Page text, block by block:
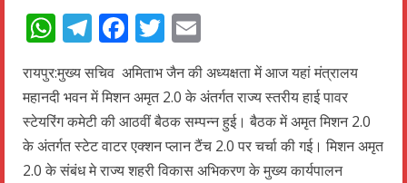
WhatsApp
Telegram
Facebook
Twitter
रायपुर:मुख्य सचिव अमिताभ जैन की अध्यक्षता में आज यहां मंत्रालय
महानदी भवन में मिशन अमृत 2.0 के अंतर्गत राज्य स्तरीय हाई पावर
स्टेयरिंग कमेटी की आठवीं बैठक सम्पन्न हुई। बैठक में अमृत मिशन 2.0
के अंतर्गत स्टेट वाटर एक्शन प्लान टैंच 2.0 पर चर्चा की गई। मिशन अमृत
2.0 के संबंध मे राज्य शहरी विकास अभिकरण के मुख्य कार्यपालन